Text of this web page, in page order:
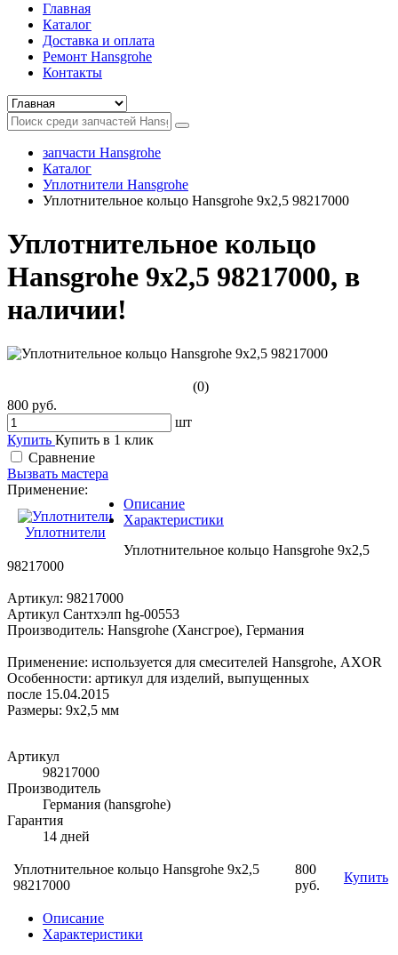
Главная
Каталог
Доставка и оплата
Ремонт Hansgrohe
Контакты
запчасти Hansgrohe
Каталог
Уплотнители Hansgrohe
Уплотнительное кольцо Hansgrohe 9x2,5 98217000
Уплотнительное кольцо
Hansgrohe 9x2,5 98217000, в
наличии!
(0)
800 руб.
шт
Купить Купить в 1 клик
Сравнение
Вызвать мастера
Применение:
Уплотнители
Описание
Характеристики
Уплотнительное кольцо Hansgrohe 9x2,5
98217000
Артикул: 98217000
Артикул Сантхэлп hg-00553
Производитель: Hansgrohe (Хансгрое), Германия
Применение: используется для смесителей Hansgrohe, AXOR
Особенности: артикул для изделий, выпущенных
после 15.04.2015
Размеры: 9x2,5 мм
Артикул
98217000
Производитель
Германия (hansgrohe)
Гарантия
14 дней
Уплотнительное кольцо Hansgrohe 9x2,5
98217000
800
руб.
Купить
Описание
Характеристики